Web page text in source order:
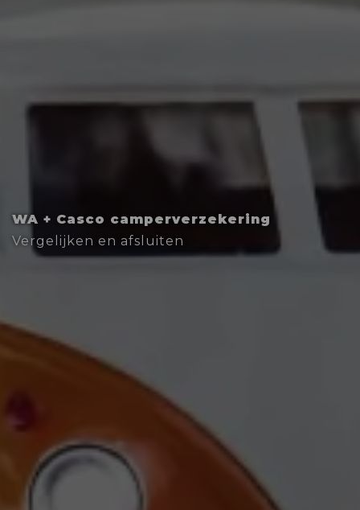
WA + Casco camperverzekering
Vergelijken en afsluiten